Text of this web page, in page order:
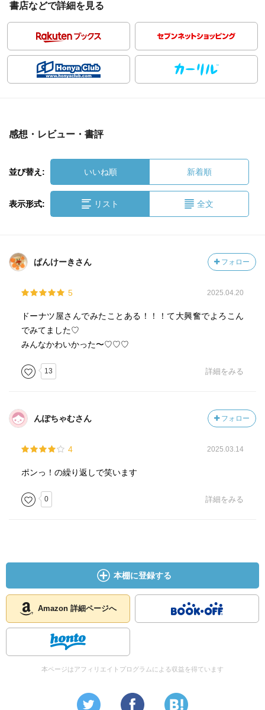
書店などで詳細を見る
感想・レビュー・書評
並び替え: いいね順 新着順
表示形式: リスト 全文
ぱんけーきさん フォロー
5 2025.04.20
ドーナツ屋さんでみたことある！！！て大興奮でよろこん
でみてました♡
みんなかわいかった〜♡♡♡
13 詳細をみる
んぽちゃむさん フォロー
4 2025.03.14
ポンっ！の繰り返しで笑います
0 詳細をみる
本棚に登録する
Amazon 詳細ページへ
本ページはアフィリエイトプログラムによる収益を得ています